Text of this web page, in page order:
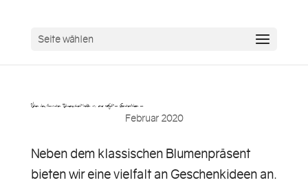
Seite wählen
Neben dem klassischen Blumenpräsent bieten wir eine vielfalt an Geschenkideen an…
Februar 2020
Neben dem klassischen Blumenpräsent
bieten wir eine vielfalt an Geschenkideen an.